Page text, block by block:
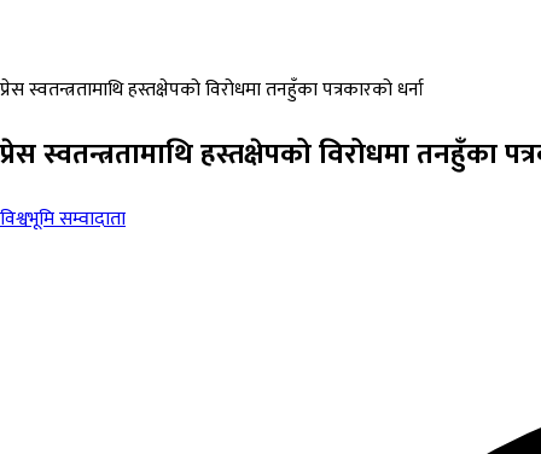
प्रेस स्वतन्त्रतामाथि हस्तक्षेपको विरोधमा तनहुँका पत्रकारको धर्ना
प्रेस स्वतन्त्रतामाथि हस्तक्षेपको विरोधमा तनहुँका
विश्वभूमि सम्वादाता